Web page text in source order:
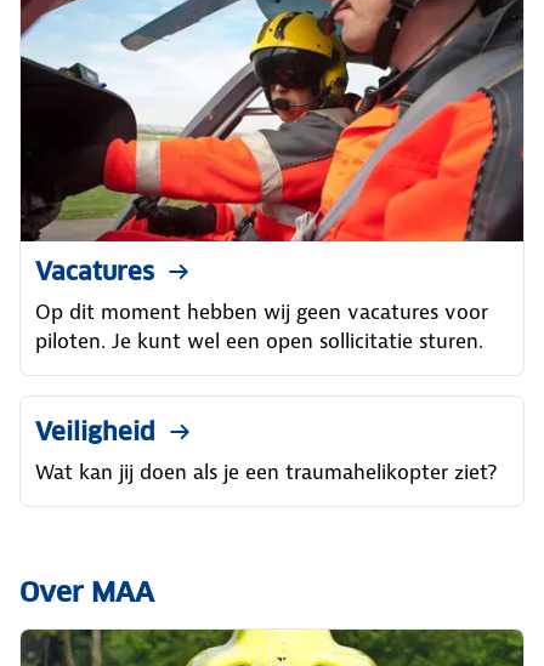
Vacatures
Op dit moment hebben wij geen vacatures voor
piloten. Je kunt wel een open sollicitatie sturen.
Veiligheid
Wat kan jij doen als je een traumahelikopter ziet?
Over MAA